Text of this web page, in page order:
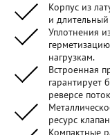
Корпус из
и
Уплотнения
нагрузкам.
Встроенная
гарантирует
реверсе
ресурс
Компактные